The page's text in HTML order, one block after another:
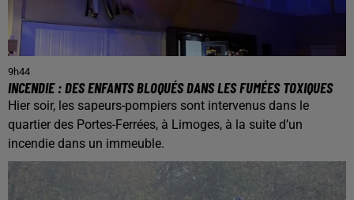
9h44
INCENDIE : DES ENFANTS BLOQUÉS DANS LES FUMÉES TOXIQUES
Hier soir, les sapeurs-pompiers sont intervenus dans le
quartier des Portes-Ferrées, à Limoges, à la suite d’un
incendie dans un immeuble.